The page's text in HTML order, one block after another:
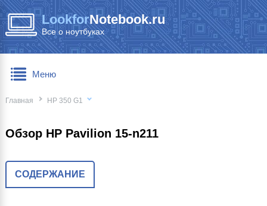
LookforNotebook.ru
Все о ноутбуках
Главная HP 350 G1
Обзор HP Pavilion 15-n211
СОДЕРЖАНИЕ
Меню